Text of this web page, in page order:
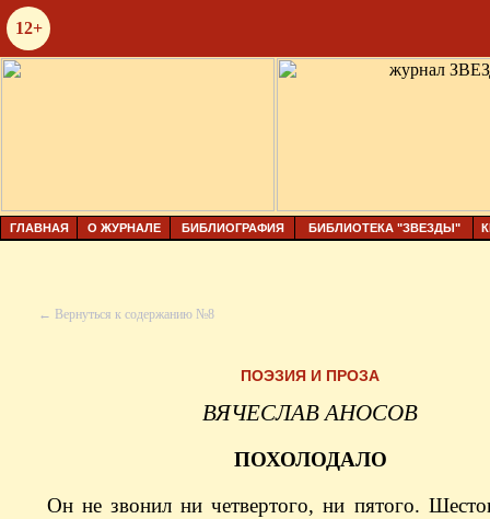
12+
ГЛАВНАЯ О ЖУРНАЛЕ БИБЛИОГРАФИЯ БИБЛИОТЕКА "ЗВЕЗДЫ"
← Вернуться к содержанию №8
ПОЭЗИЯ И ПРОЗА
ВЯЧЕСЛАВ АНОСОВ
ПОХОЛОДАЛО
Он не звонил ни четвертого, ни пятого.